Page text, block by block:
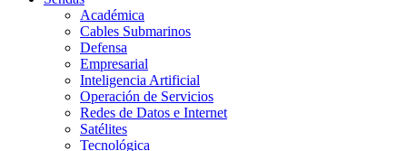
Académica
Cables Submarinos
Defensa
Empresarial
Inteligencia Artificial
Operación de Servicios
Redes de Datos e Internet
Satélites
Tecnológica